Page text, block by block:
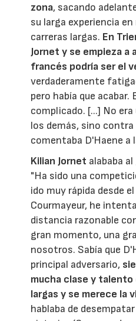
zona, sacando
su larga experiencia
carreras largas. En
Jornet y se empieza a
francés podría ser el
verdaderamente
pero había que
complicado. [...] No
los demás, sino
comentaba D'Haene a
Kilian Jornet alababa
"Ha sido una
ido muy rápida desde
Courmayeur, he
distancia razonable
gran momento, una
nosotros. Sabía que
principal adversario,
mucha clase y
largas y se merece la
hablaba de